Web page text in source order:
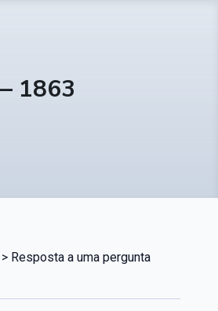
1863
a uma pergunta